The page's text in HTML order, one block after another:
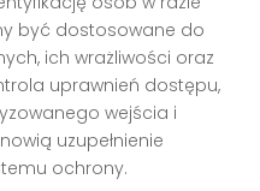
być dostosowane do
ich wrażliwości oraz
uprawnień dostępu,
wejścia i
uzupełnienie
ochrony.